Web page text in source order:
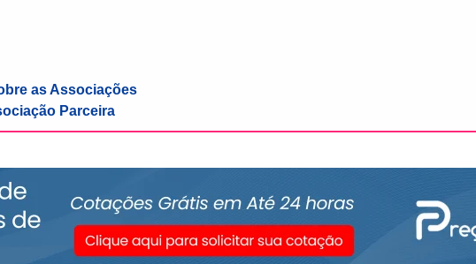
as Associações
Parceira